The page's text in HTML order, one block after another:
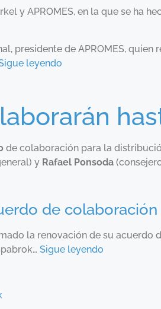
y APROMES, en la que se ha
presidente de APROMES,
leyendo
de colaboración para la
y Rafael Ponsoda
de colaboración
la renovación de su acuerdo
Sigue leyendo